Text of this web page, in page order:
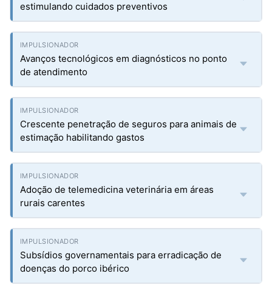
estimulando cuidados preventivos
Avanços tecnológicos em diagnósticos no ponto
de atendimento
Crescente penetração de seguros para animais de
estimação habilitando gastos
Adoção de telemedicina veterinária em áreas
rurais carentes
Subsídios governamentais para erradicação de
doenças do porco ibérico